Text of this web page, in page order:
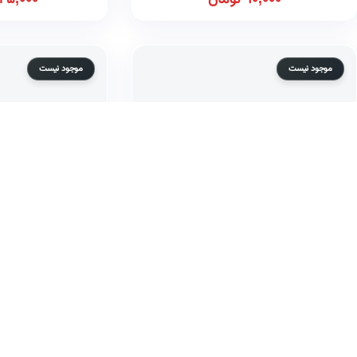
موجود نیست موجود نیست